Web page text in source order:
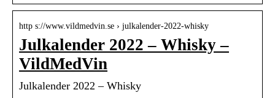
http s://www.vildmedvin.se › julkalender-2022-whisky
Julkalender 2022 – Whisky –
VildMedVin
Julkalender 2022 – Whisky